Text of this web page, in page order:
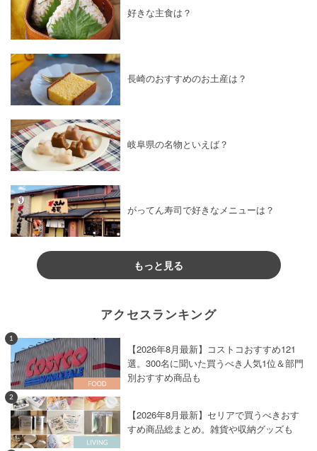
好きな主食は？
長崎のおすすめのお土産は？
岐阜県の名物といえば？
がってん寿司で好きなメニューは？
もっと見る
アクセスランキング
1
【2026年8月最新】コストコおすすめ121
選。300名に聞いた買うべき人気1位＆部門
別おすすめ商品も
2
【2026年8月最新】セリアで買うべきおす
すめ商品総まとめ。雑貨や収納グッズも